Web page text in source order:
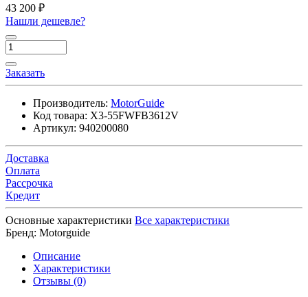
43 200 ₽
Нашли дешевле?
Заказать
Производитель: MotorGuide
Код товара: X3-55FWFB3612V
Артикул: 940200080
Доставка
Оплата
Рассрочка
Кредит
Основные характеристики Все характеристики
Бренд: Motorguide
Описание
Характеристики
Отзывы (0)